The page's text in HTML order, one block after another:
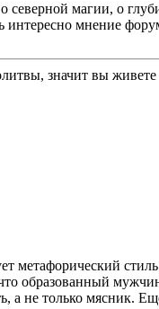
северной магии, о
мнение
значит вы
образованный
а не только